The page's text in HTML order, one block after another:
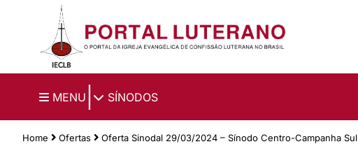
Ir para o conteúdo principal
MENU SÍNODOS
Home Ofertas Oferta Sinodal 29/03/2024 – Sínodo Centro-Campanha Sul